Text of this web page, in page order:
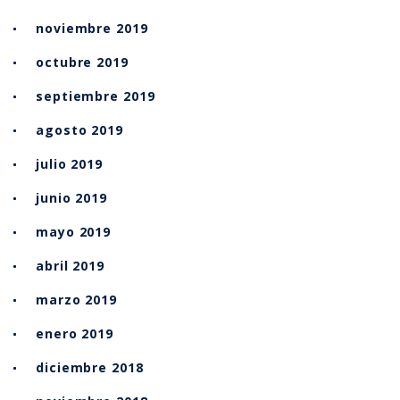
noviembre 2019
octubre 2019
septiembre 2019
agosto 2019
julio 2019
junio 2019
mayo 2019
abril 2019
marzo 2019
enero 2019
diciembre 2018